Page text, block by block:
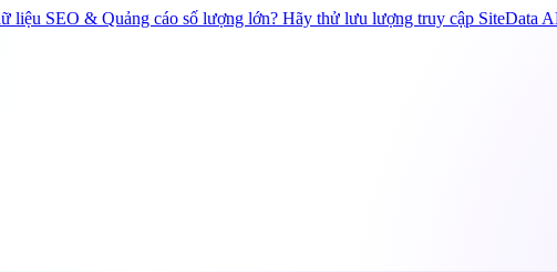
liệu SEO & Quảng cáo số lượng lớn? Hãy thử lưu lượng truy cập SiteData